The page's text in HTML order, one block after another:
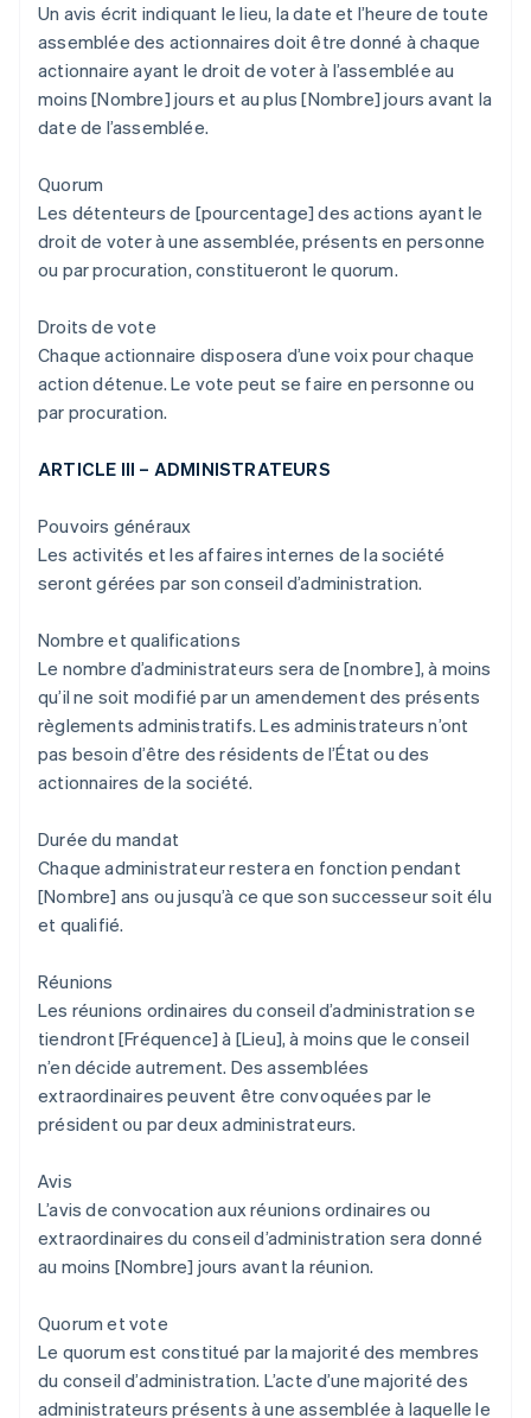
Un avis écrit indiquant le lieu, la date et l’heure de toute
assemblée des actionnaires doit être donné à chaque
actionnaire ayant le droit de voter à l’assemblée au
moins [Nombre] jours et au plus [Nombre] jours avant la
date de l’assemblée.
Quorum
Les détenteurs de [pourcentage] des actions ayant le
droit de voter à une assemblée, présents en personne
ou par procuration, constitueront le quorum.
Droits de vote
Chaque actionnaire disposera d’une voix pour chaque
action détenue. Le vote peut se faire en personne ou
par procuration.
ARTICLE III – ADMINISTRATEURS
Pouvoirs généraux
Les activités et les affaires internes de la société
seront gérées par son conseil d’administration.
Nombre et qualifications
Le nombre d’administrateurs sera de [nombre], à moins
qu’il ne soit modifié par un amendement des présents
règlements administratifs. Les administrateurs n’ont
pas besoin d’être des résidents de l’État ou des
actionnaires de la société.
Durée du mandat
Chaque administrateur restera en fonction pendant
[Nombre] ans ou jusqu’à ce que son successeur soit élu
et qualifié.
Réunions
Les réunions ordinaires du conseil d’administration se
tiendront [Fréquence] à [Lieu], à moins que le conseil
n’en décide autrement. Des assemblées
extraordinaires peuvent être convoquées par le
président ou par deux administrateurs.
Avis
L’avis de convocation aux réunions ordinaires ou
extraordinaires du conseil d’administration sera donné
au moins [Nombre] jours avant la réunion.
Quorum et vote
Le quorum est constitué par la majorité des membres
du conseil d’administration. L’acte d’une majorité des
administrateurs présents à une assemblée à laquelle le